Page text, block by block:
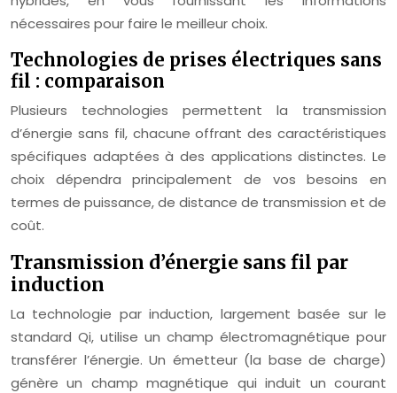
nécessaires pour faire le meilleur choix.
Technologies de prises électriques sans
fil : comparaison
Plusieurs technologies permettent la transmission
d’énergie sans fil, chacune offrant des caractéristiques
spécifiques adaptées à des applications distinctes. Le
choix dépendra principalement de vos besoins en
termes de puissance, de distance de transmission et de
coût.
Transmission d’énergie sans fil par
induction
La technologie par induction, largement basée sur le
standard Qi, utilise un champ électromagnétique pour
transférer l’énergie. Un émetteur (la base de charge)
génère un champ magnétique qui induit un courant